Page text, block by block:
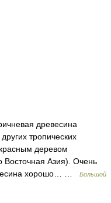
древесина
тропических
деревом
Азия). Очень
хорошо… …
Большой